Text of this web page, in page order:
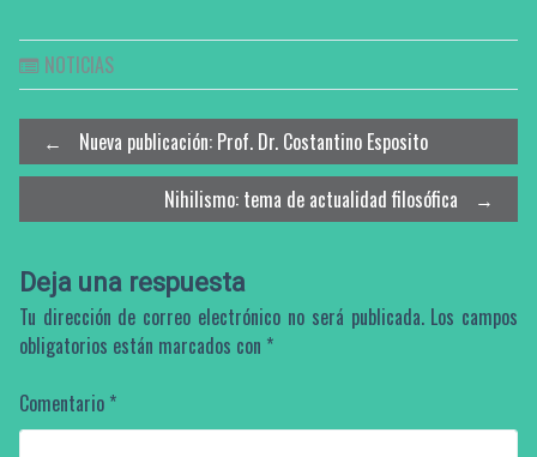
NOTICIAS
Post
navigation
←
Nueva publicación: Prof. Dr. Costantino Esposito
Nihilismo: tema de actualidad filosófica
→
Deja una respuesta
Tu dirección de correo electrónico no será publicada. Los campos
obligatorios están marcados con *
Comentario *